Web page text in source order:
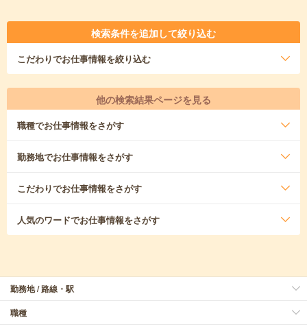
検索条件を追加して絞り込む
こだわりでお仕事情報を絞り込む
他の検索結果ページを見る
職種でお仕事情報をさがす
勤務地でお仕事情報をさがす
こだわりでお仕事情報をさがす
人気のワードでお仕事情報をさがす
勤務地 / 路線・駅
職種